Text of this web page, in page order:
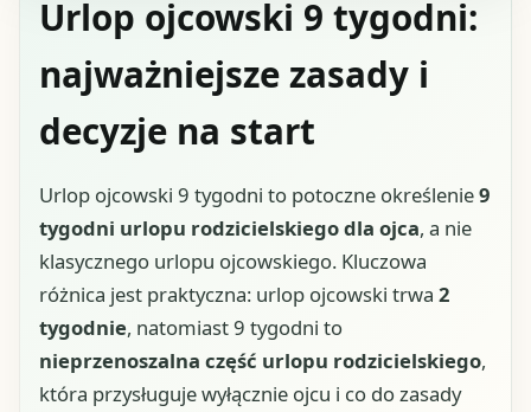
Urlop ojcowski 9 tygodni:
najważniejsze zasady i
decyzje na start
Urlop ojcowski 9 tygodni to potoczne określenie9
tygodni urlopu rodzicielskiego dla ojca, a nie
klasycznego urlopu ojcowskiego. Kluczowa
różnica jest praktyczna: urlop ojcowski trwa 2
tygodnie, natomiast 9 tygodni to
nieprzenoszalna część urlopu rodzicielskiego,
która przysługuje wyłącznie ojcu i co do zasady